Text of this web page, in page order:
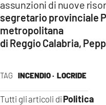
TAG INCENDIO · LOCRIDE
Tutti gli articoli di Politica
assunzioni di nuove
segretario provinciale
metropolitana
di Reggio Calabria,